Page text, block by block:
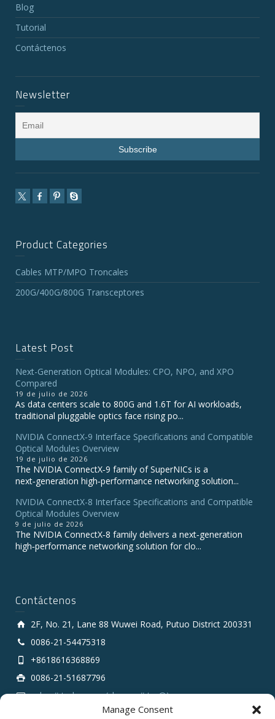
Manage Consent
Blog
Tutorial
Contáctenos
Newsletter
Product Categories
Cables MTP/MPO Troncales
200G/400G/800G Transceptores
Latest Post
Next-Generation Optical Modules: CPO, NPO, and XPO
Compared
19 de julio de 2026
As data centers scale to 800G and 1.6T for AI workloads,
traditional pluggable optics face rising po...
NVIDIA ConnectX‑9 Interface Specifications and Compatible
Optical Modules Overview
19 de julio de 2026
The NVIDIA ConnectX‑9 family of SuperNICs is a
next‑generation high‑performance networking solution...
NVIDIA ConnectX-8 Interface Specifications and Compatible
Optical Modules Overview
9 de julio de 2026
The NVIDIA ConnectX‑8 family delivers a next‑generation
high‑performance networking solution for clo...
Contáctenos
2F, No. 21, Lane 88 Wuwei Road, Putuo District 200331
0086-21-54475318
+8618616368869
0086-21-51687796
sales # tarluz.com (change # to @)